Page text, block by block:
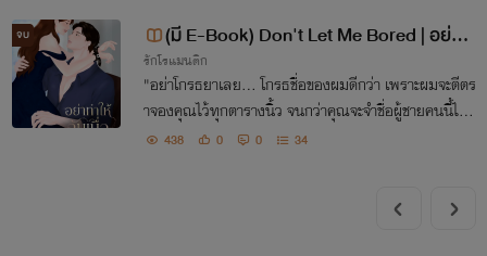
จบ
(มี E-Book) Don't Let Me Bored | อย่า
ทำให้ฉันเบื่อ
รักโรแมนติก
"อย่าโกรธยาเลย... โกรธชื่อของผมดีกว่า เพราะผมจะตีตร
าจองคุณไว้ทุกตารางนิ้ว จนกว่าคุณจะจำชื่อผู้ชายคนนี้ไปจ
นวันตาย"
438 0 0 34